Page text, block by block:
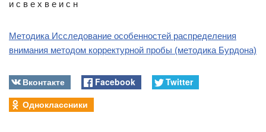
и с в е х в е и с н
Методика Исследование особенностей распределения
внимания методом корректурной пробы (методика Бурдона)
Вконтакте Facebook
Twitter
Одноклассники